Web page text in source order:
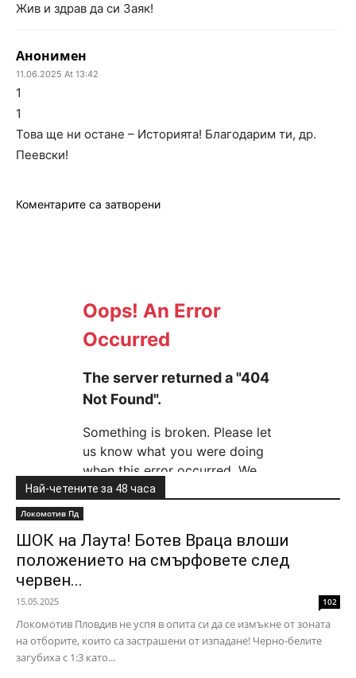
Жив и здрав да си Заяк!
Анонимен
11.06.2025 At 13:42
1
1
Това ще ни остане – Историята! Благодарим ти, др.
Пеевски!
Коментарите са затворени
Най-четените за 48 часа
Локомотив Пд
ШОК на Лаута! Ботев Враца влоши
положението на смърфовете след
червен...
15.05.2025 102
Локомотив Пловдив не успя в опита си да се измъкне от зоната
на отборите, които са застрашени от изпадане! Черно-белите
загубиха с 1:3 като...